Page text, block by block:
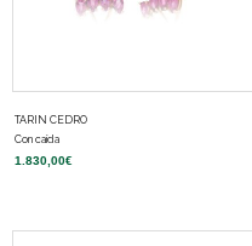
TARIN CEDRO
Con caída
1.830,00€